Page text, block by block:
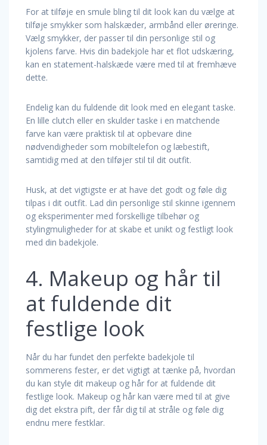
For at tilføje en smule bling til dit look kan du vælge at
tilføje smykker som halskæder, armbånd eller øreringe.
Vælg smykker, der passer til din personlige stil og
kjolens farve. Hvis din badekjole har et flot udskæring,
kan en statement-halskæde være med til at fremhæve
dette.
Endelig kan du fuldende dit look med en elegant taske.
En lille clutch eller en skulder taske i en matchende
farve kan være praktisk til at opbevare dine
nødvendigheder som mobiltelefon og læbestift,
samtidig med at den tilføjer stil til dit outfit.
Husk, at det vigtigste er at have det godt og føle dig
tilpas i dit outfit. Lad din personlige stil skinne igennem
og eksperimenter med forskellige tilbehør og
stylingmuligheder for at skabe et unikt og festligt look
med din badekjole.
4. Makeup og hår til
at fuldende dit
festlige look
Når du har fundet den perfekte badekjole til
sommerens fester, er det vigtigt at tænke på, hvordan
du kan style dit makeup og hår for at fuldende dit
festlige look. Makeup og hår kan være med til at give
dig det ekstra pift, der får dig til at stråle og føle dig
endnu mere festklar.